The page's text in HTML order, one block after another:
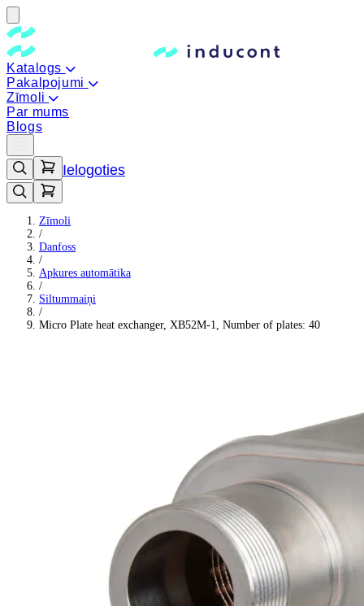
Katalogs
Pakalpojumi
Zīmoli
Par mums
Blogs
Ielogoties
Zīmoli
/
Danfoss
/
Apkures automātika
/
Siltummaiņi
/
Micro Plate heat exchanger, XB52M-1, Number of plates: 40